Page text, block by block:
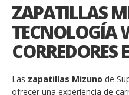
ZAPATILLAS
TECNOLOGÍA
CORREDORES
Las zapatillas Mizuno de
ofrecer una experiencia de